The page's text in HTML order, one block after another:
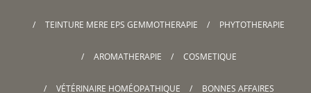
TEINTURE MERE EPS GEMMOTHERAPIE PHYTOTHERAPIE
AROMATHERAPIE COSMETIQUE
VÉTÉRINAIRE HOMÉOPATHIQUE BONNES AFFAIRES